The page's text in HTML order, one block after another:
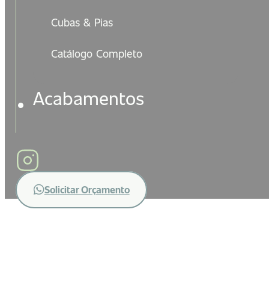
Cubas & Pias
Catálogo Completo
Acabamentos
Solicitar Orçamento